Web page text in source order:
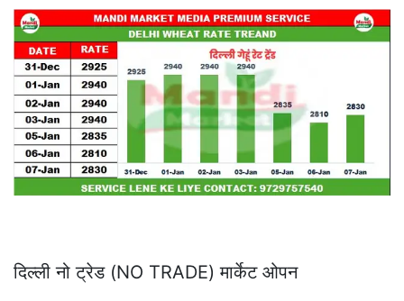
दिल्ली नो ट्रेड (NO TRADE) मार्केट ओपन